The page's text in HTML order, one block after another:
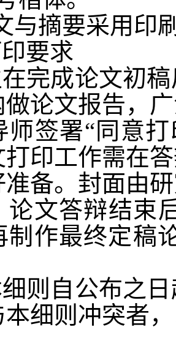
与摘要采用印
要求
完成论文初
论文报告，
师签署“同意
打印工作需在
备。封面由
论文答辩结束
制作最终定稿
则自公布之
本细则冲突者